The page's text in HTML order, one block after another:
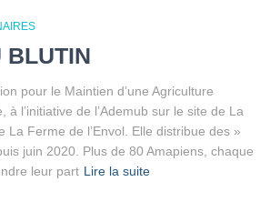
BLUTIN
pour le Maintien d’une Agriculture
à l’initiative de l’Ademub sur le site de La
La Ferme de l’Envol. Elle distribue des »
juin 2020. Plus de 80 Amapiens, chaque
leur part Lire la suite